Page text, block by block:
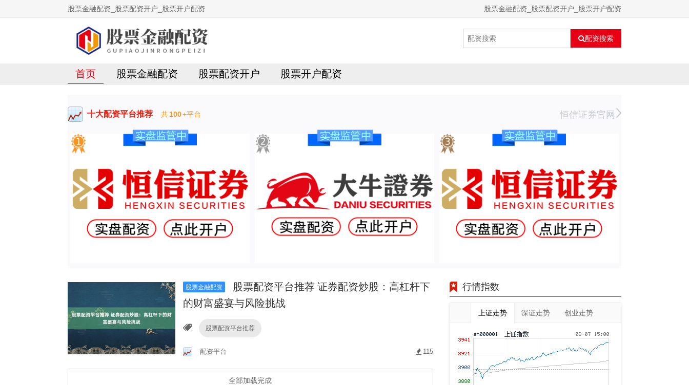
股票金融配资_股票配资开户_股票开户配资 股票金融配资_股票配资开户_股票开户配资
配资搜索
首页 股票金融配资 股票配资开户 股票开户配资
十大配资平台推荐 共100+平台 恒信证券官网
股票金融配资
股票配资平台推荐 证券配资炒股：高杠杆下
的财富盛宴与风险挑战
股票配资平台推荐
配资平台 115
全部加载完成
行情指数
上证走势 深证走势 创业走势